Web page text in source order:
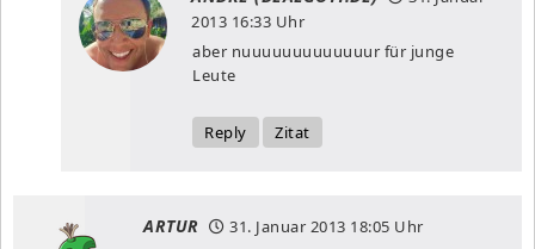
2013 16:33 Uhr
aber nuuuuuuuuuuuuur für junge
Leute
Reply Zitat
ARTUR 31. Januar 2013 18:05 Uhr